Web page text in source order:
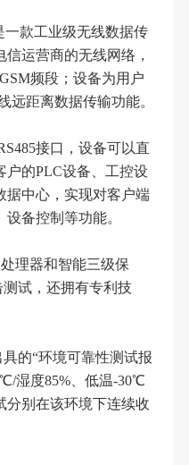
一款工业级无线数据传
运营商的无线网络，
频段；设备为用户
远距离数据传输功能。
接口，设备可以直
户的PLC设备、工控设
据中心，实现对客户端
备控制等功能。
理器和智能三级保
试，还拥有专利技
的“环境可靠性测试报
湿度85%、低温-30℃
分别在该环境下连续收